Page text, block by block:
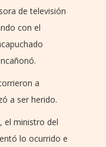
de televisión
con el
a
a ser herido.
el ministro del
lo ocurrido e